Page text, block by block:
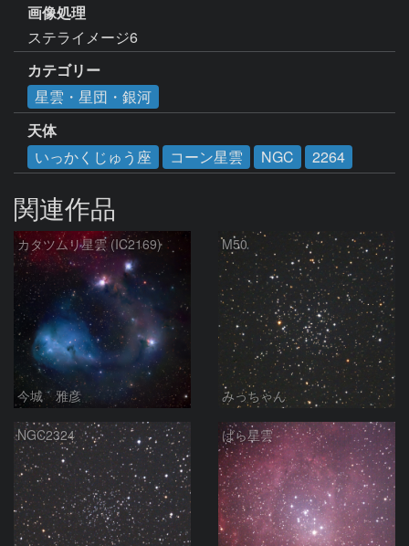
画像処理
ステライメージ6
カテゴリー
星雲・星団・銀河
天体
いっかくじゅう座
コーン星雲 NGC 2264
関連作品
カタツムリ星雲 (IC2169)
今城 雅彦
M50
みっちゃん
NGC2324 ばら星雲